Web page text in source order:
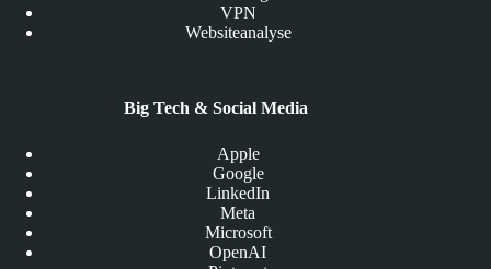
VPN
Websiteanalyse
Big Tech & Social Media
Apple
Google
LinkedIn
Meta
Microsoft
OpenAI